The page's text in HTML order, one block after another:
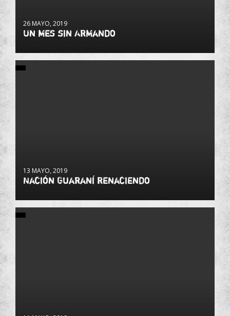
26 MAYO, 2019
Un mes sin Armando
13 MAYO, 2019
Nación Guaraní renaciendo